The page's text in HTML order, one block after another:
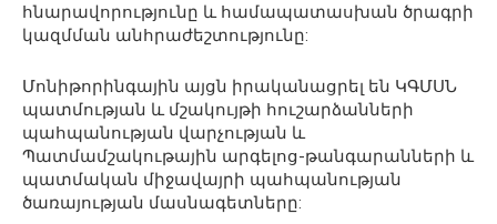
հնարավորությունը և համապատասխան ծրագրի
կազմման անհրաժեշտությունը:
Մոնիթորինգային այցն իրականացրել են ԿԳՄՍՆ
պատմության և մշակույթի հուշարձանների
պահպանության վարչության և
Պատմամշակութային արգելոց-թանգարանների և
պատմական միջավայրի պահպանության
ծառայության մասնագետները: